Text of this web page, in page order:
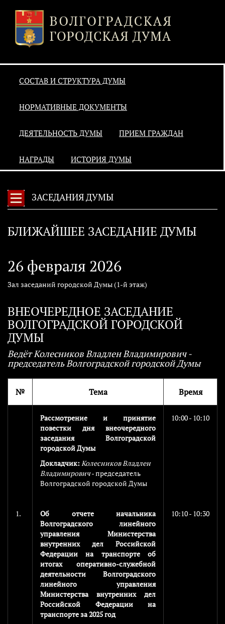
СОСТАВ И СТРУКТУРА ДУМЫ
НОРМАТИВНЫЕ ДОКУМЕНТЫ
ДЕЯТЕЛЬНОСТЬ ДУМЫ ПРИЕМ ГРАЖДАН
НАГРАДЫ ИСТОРИЯ ДУМЫ
ЗАСЕДАНИЯ ДУМЫ
БЛИЖАЙШЕЕ ЗАСЕДАНИЕ ДУМЫ
26 февраля 2026
Зал заседаний городской Думы (1-й этаж)
ВНЕОЧЕРЕДНОЕ ЗАСЕДАНИЕ
ВОЛГОГРАДСКОЙ ГОРОДСКОЙ
ДУМЫ
Ведёт Колесников Владлен Владимирович -
председатель Волгоградской городской Думы
№ Тема Время
Рассмотрение и принятие
повестки дня внеочередного
заседания Волгоградской
городской Думы
Докладчик: Колесников Владлен
Владимирович- председатель
Волгоградской городской Думы
10:00 - 10:10
1.
Об отчете начальника
Волгоградского линейного
управления Министерства
внутренних дел Российской
Федерации на транспорте об
итогах оперативно-служебной
деятельности Волгоградского
линейного управления
Министерства внутренних дел
Российской Федерации на
транспорте за 2025 год
10:10 - 10:30